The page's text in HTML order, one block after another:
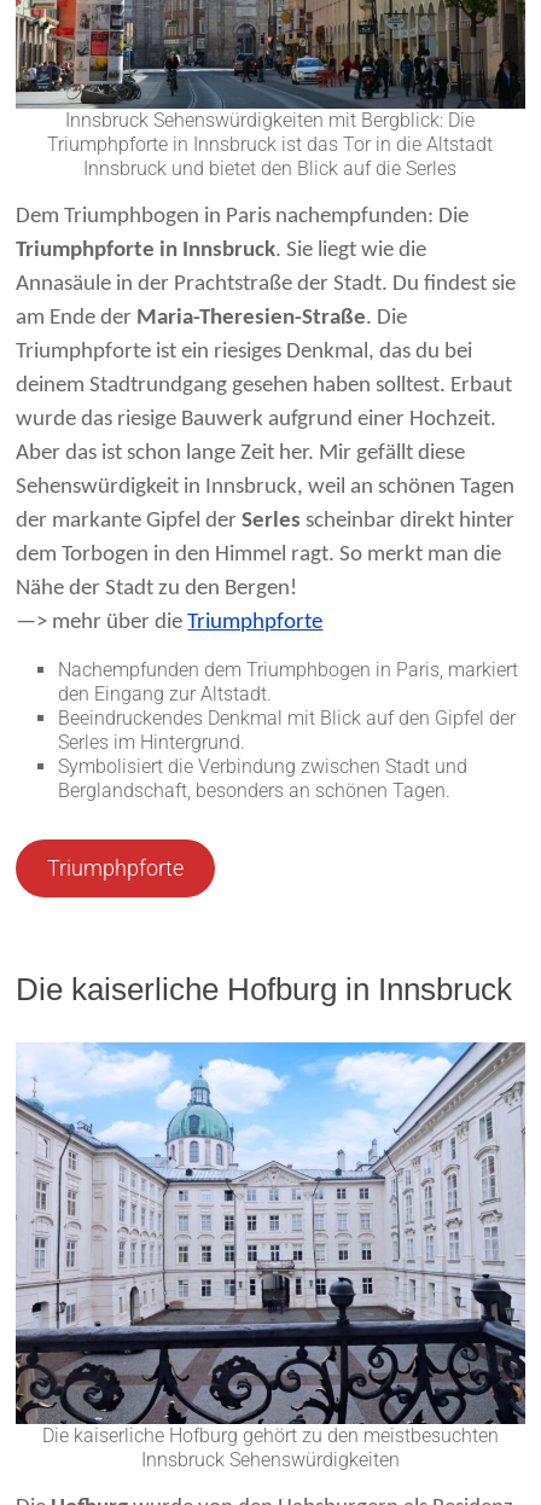
Innsbruck Sehenswürdigkeiten mit Bergblick: Die
Triumphpforte in Innsbruck ist das Tor in die Altstadt
Innsbruck und bietet den Blick auf die Serles
Dem Triumphbogen in Paris nachempfunden: Die
Triumphpforte in Innsbruck. Sie liegt wie die
Annasäule in der Prachtstraße der Stadt. Du findest sie
am Ende der Maria-Theresien-Straße. Die
Triumphpforte ist ein riesiges Denkmal, das du bei
deinem Stadtrundgang gesehen haben solltest. Erbaut
wurde das riesige Bauwerk aufgrund einer Hochzeit.
Aber das ist schon lange Zeit her. Mir gefällt diese
Sehenswürdigkeit in Innsbruck, weil an schönen Tagen
der markante Gipfel derSerles scheinbar direkt hinter
dem Torbogen in den Himmel ragt. So merkt man die
Nähe der Stadt zu den Bergen!
—> mehr über dieTriumphpforte
Nachempfunden dem Triumphbogen in Paris, markiert
den Eingang zur Altstadt.
Beeindruckendes Denkmal mit Blick auf den Gipfel der
Serles im Hintergrund.
Symbolisiert die Verbindung zwischen Stadt und
Berglandschaft, besonders an schönen Tagen.
Triumphpforte
Die kaiserliche Hofburg in Innsbruck
Die kaiserliche Hofburg gehört zu den meistbesuchten
Innsbruck Sehenswürdigkeiten